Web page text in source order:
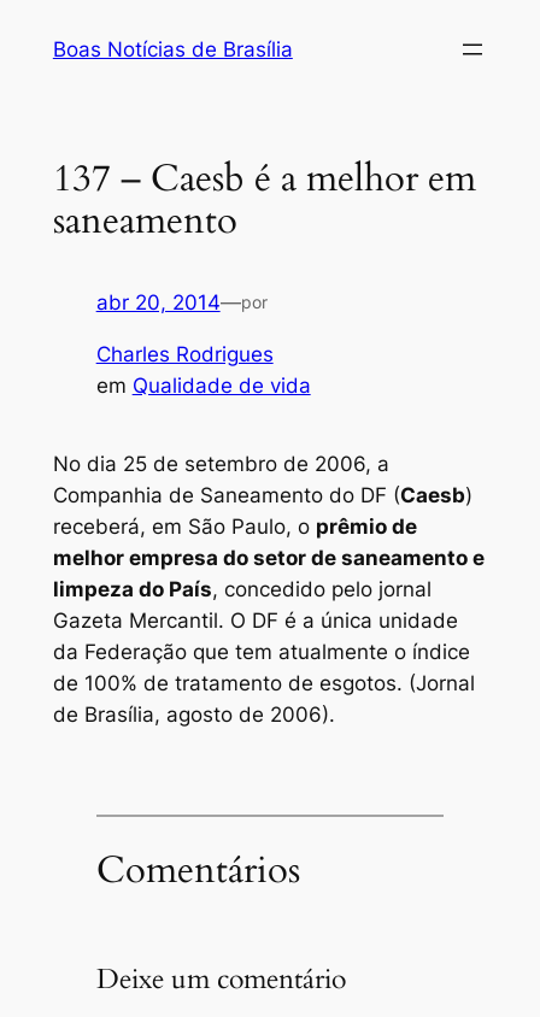
Boas Notícias de Brasília
137 – Caesb é a melhor em
saneamento
abr 20, 2014—por
Charles Rodrigues
em Qualidade de vida
No dia 25 de setembro de 2006, a
Companhia de Saneamento do DF (Caesb)
receberá, em São Paulo, o prêmio de
melhor empresa do setor de saneamento e
limpeza do País, concedido pelo jornal
Gazeta Mercantil. O DF é a única unidade
da Federação que tem atualmente o índice
de 100% de tratamento de esgotos. (Jornal
de Brasília, agosto de 2006).
Comentários
Deixe um comentário